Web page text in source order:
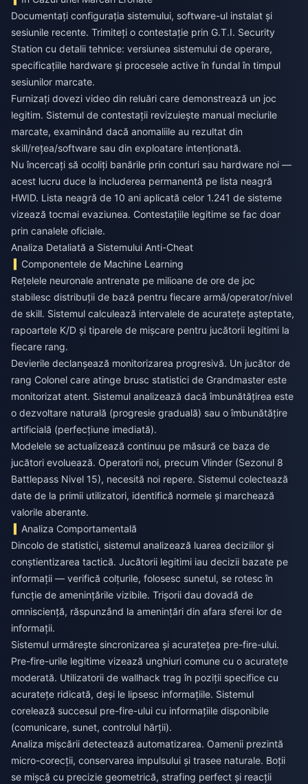
Documentați configurația sistemului, software-ul instalat și
sesiunile recente. Trimiteți o contestație prin G.T.I. Security
Station cu detalii tehnice: versiunea sistemului de operare,
specificațiile hardware și procesele active în fundal în timpul
sesiunilor marcate.
Furnizați dovezi video din reluări care demonstrează un joc
legitim. Sistemul de contestații revizuiește manual meciurile
marcate, examinând dacă anomaliile au rezultat din
skill/rețea/software sau din exploatare intenționată.
Nu încercați să ocoliți banările prin conturi sau hardware noi —
acest lucru duce la includerea permanentă pe lista neagră
HWID. Lista neagră de 10 ani aplicată celor 1.241 de sisteme
vizează tocmai evaziunea. Contestațiile legitime se fac doar
prin canalele oficiale.
Analiza Detaliată a Sistemului Anti-Cheat
Componentele de Machine Learning
Rețelele neuronale antrenate pe milioane de ore de joc
stabilesc distribuții de bază pentru fiecare armă/operator/nivel
de skill. Sistemul calculează intervalele de acuratețe așteptate,
rapoartele K/D și tiparele de mișcare pentru jucătorii legitimi la
fiecare rang.
Devierile declanșează monitorizarea progresivă. Un jucător de
rang Colonel care atinge brusc statistici de Grandmaster este
monitorizat atent. Sistemul analizează dacă îmbunătățirea este
o dezvoltare naturală (progresie graduală) sau o îmbunătățire
artificială (perfecțiune imediată).
Modelele se actualizează continuu pe măsură ce baza de
jucători evoluează. Operatorii noi, precum Vlinder (Sezonul 8
Battlepass Nivel 15), necesită noi repere. Sistemul colectează
date de la primii utilizatori, identifică normele și marchează
valorile aberante.
Analiza Comportamentală
Dincolo de statistici, sistemul analizează luarea deciziilor și
conștientizarea tactică. Jucătorii legitimi iau decizii bazate pe
informații — verifică colțurile, folosesc sunetul, se rotesc în
funcție de amenințările vizibile. Trișorii dau dovadă de
omnisciență, răspunzând la amenințări din afara sferei lor de
informații.
Sistemul urmărește sincronizarea și acuratețea pre-fire-ului.
Pre-fire-urile legitime vizează unghiuri comune cu o acuratețe
moderată. Utilizatorii de wallhack trag în poziții specifice cu
acuratețe ridicată, deși le lipsesc informațiile. Sistemul
corelează succesul pre-fire-ului cu informațiile disponibile
(comunicare, sunet, controlul hărții).
Analiza mișcării detectează automatizarea. Oamenii prezintă
micro-corecții, conservarea impulsului și trasee naturale. Boții
se mișcă cu precizie geometrică, strafing perfect și reacții